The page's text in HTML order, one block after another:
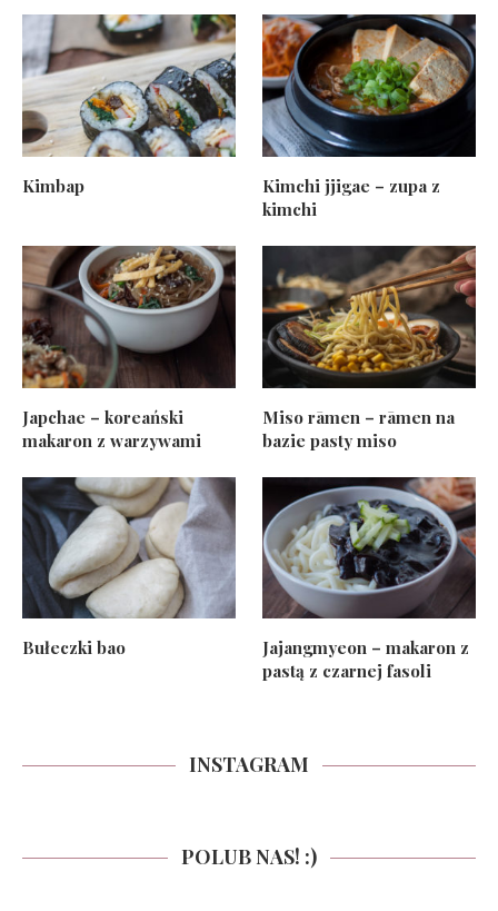
Kimbap
Kimchi jjigae – zupa z
kimchi
Japchae – koreański
makaron z warzywami
Miso rāmen – rāmen na
bazie pasty miso
Bułeczki bao
Jajangmyeon – makaron z
pastą z czarnej fasoli
INSTAGRAM
POLUB NAS! :)